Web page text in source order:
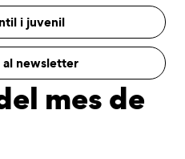
i juvenil
newsletter
mes de